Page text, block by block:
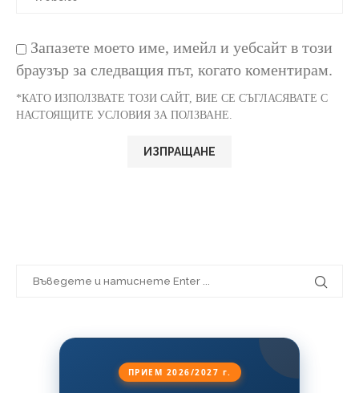
Запазете моето име, имейл и уебсайт в този
браузър за следващия път, когато коментирам.
*КАТО ИЗПОЛЗВАТЕ ТОЗИ САЙТ, ВИЕ СЕ СЪГЛАСЯВАТЕ С
НАСТОЯЩИТЕ УСЛОВИЯ ЗА ПОЛЗВАНЕ.
ПРИЕМ 2026/2027 г.